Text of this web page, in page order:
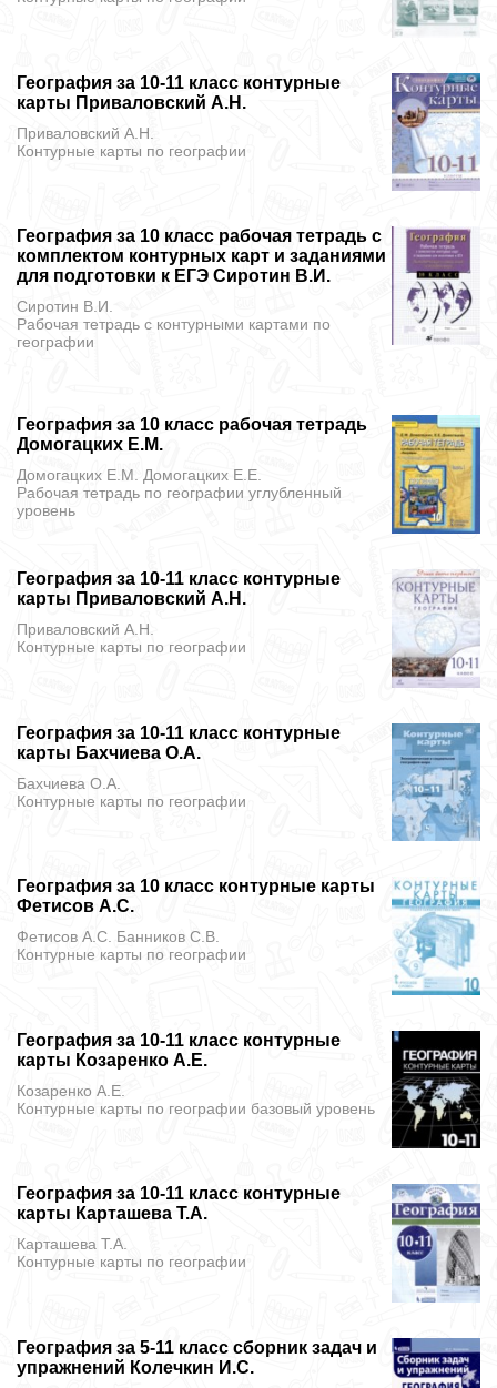
География за 10-11 класс контурные
карты Приваловский А.Н.
Приваловский А.Н.
Контурные карты по географии
География за 10 класс рабочая тетрадь с
комплектом контурных карт и заданиями
для подготовки к ЕГЭ Сиротин В.И.
Сиротин В.И.
Рабочая тетрадь с контурными картами по
географии
География за 10 класс рабочая тетрадь
Домогацких Е.М.
Домогацких Е.М. Домогацких Е.Е.
Рабочая тетрадь по географии углубленный
уровень
География за 10-11 класс контурные
карты Приваловский А.Н.
Приваловский А.Н.
Контурные карты по географии
География за 10-11 класс контурные
карты Бахчиева О.А.
Бахчиева О.А.
Контурные карты по географии
География за 10 класс контурные карты
Фетисов А.С.
Фетисов А.С. Банников С.В.
Контурные карты по географии
География за 10-11 класс контурные
карты Козаренко А.Е.
Козаренко А.Е.
Контурные карты по географии базовый уровень
География за 10-11 класс контурные
карты Карташева Т.А.
Карташева Т.А.
Контурные карты по географии
География за 5-11 класс сборник задач и
упражнений Колечкин И.С.